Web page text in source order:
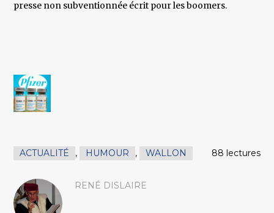
presse non subventionnée écrit pour les boomers.
ACTUALITÉ , HUMOUR , WALLON 88 lectures
RENÉ DISLAIRE